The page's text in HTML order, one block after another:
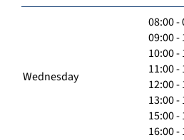
Wednesday
08:00 -
09:00 -
10:00 -
11:00 -
12:00 -
13:00 -
15:00 -
16:00 -